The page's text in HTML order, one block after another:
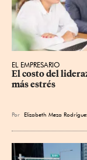
EL EMPRESARIO
El costo del
más estrés
Por Elizabeth Meza